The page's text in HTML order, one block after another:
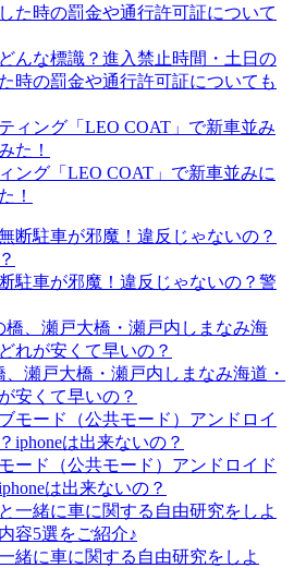
んな標識？進入禁止時間・土日の
時の罰金や通行許可証についても
ング「LEO COAT」で新車並みに
！
駐車が邪魔！違反じゃないの？警
、瀬戸大橋・瀬戸内しまなみ海道・
安くて早いの？
ード（公共モード）アンドロイド
は出来ないの？
緒に車に関する自由研究をしよ